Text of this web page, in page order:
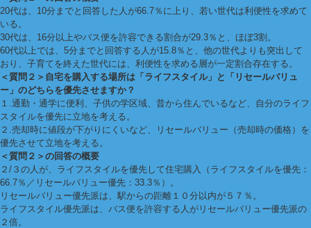
20代は、10分までと回答した人が66.7％に上り、若い世代は利便性を求めて
いる。
30代は、16分以上やバス便を許容できる割合が29.3％と、ほぼ3割。
60代以上では、5分までと回答する人が15.8％と、他の世代よりも突出して
おり、子育てを終えた世代には、利便性を求める層が一定割合存在する。
＜質問２＞自宅を購入する場所は「ライフスタイル」と「リセールバリュ
ー」のどちらを優先させますか？
１.通勤・通学に便利、子供の学区域、昔から住んでいるなど、自分のライフ
スタイルを優先に立地を考える。
２.売却時に値段が下がりにくいなど、リセールバリュー（売却時の価格）を
優先させて立地を考える。
＜質問２＞の回答の概要
２/３の人が、ライフスタイルを優先して住宅購入（ライフスタイルを優先：
66.7％／リセールバリュー優先：33.3％）。
リセールバリュー優先派は、駅からの距離１０分以内が５７％。
ライフスタイル優先派は、バス便を許容する人がリセールバリュー優先派の
２倍。